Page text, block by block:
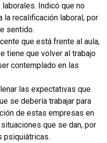
Indicó que no
la recalificación laboral, por
sentido.
que está frente al aula,
tiene que volver al trabajo
contemplado en las
las expectativas que
se debería trabajar para
de estas empresas en
que se dan, por
psiquiátricas.